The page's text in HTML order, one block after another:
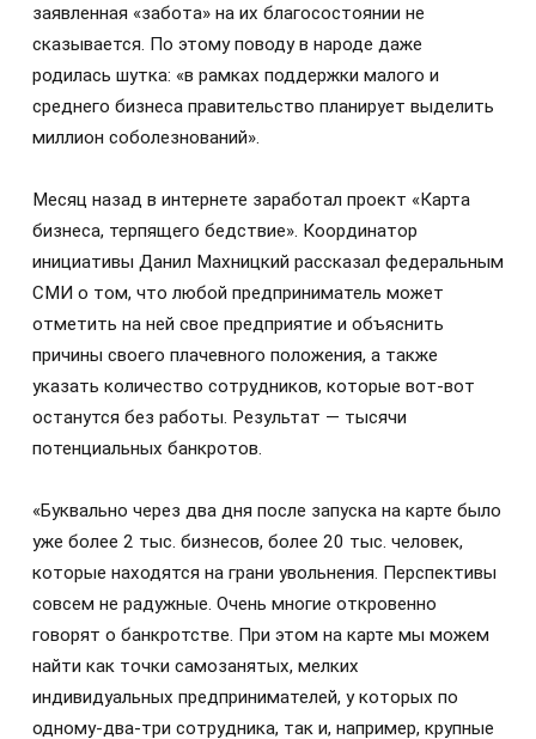
заявленная «забота» на их благосостоянии не
сказывается. По этому поводу в народе даже
родилась шутка: «в рамках поддержки малого и
среднего бизнеса правительство планирует выделить
миллион соболезнований».
Месяц назад в интернете заработал проект «Карта
бизнеса, терпящего бедствие». Координатор
инициативы Данил Махницкий рассказал федеральным
СМИ о том, что любой предприниматель может
отметить на ней свое предприятие и объяснить
причины своего плачевного положения, а также
указать количество сотрудников, которые вот-вот
останутся без работы. Результат — тысячи
потенциальных банкротов.
«Буквально через два дня после запуска на карте было
уже более 2 тыс. бизнесов, более 20 тыс. человек,
которые находятся на грани увольнения. Перспективы
совсем не радужные. Очень многие откровенно
говорят о банкротстве. При этом на карте мы можем
найти как точки самозанятых, мелких
индивидуальных предпринимателей, у которых по
одному-два-три сотрудника, так и, например, крупные